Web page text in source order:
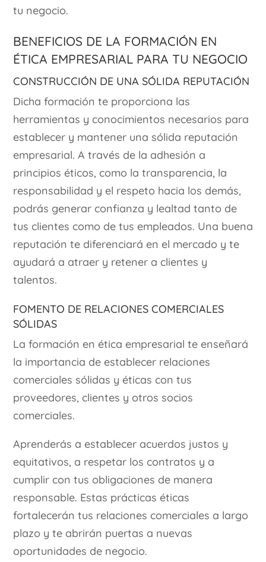
tu negocio.
Beneficios de la formación en
ética empresarial para tu negocio
Construcción de una sólida reputación
Dicha formación te proporciona las
herramientas y conocimientos necesarios para
establecer y mantener una sólida reputación
empresarial. A través de la adhesión a
principios éticos, como la transparencia, la
responsabilidad y el respeto hacia los demás,
podrás generar confianza y lealtad tanto de
tus clientes como de tus empleados. Una buena
reputación te diferenciará en el mercado y te
ayudará a atraer y retener a clientes y
talentos.
Fomento de relaciones comerciales
sólidas
La formación en ética empresarial te enseñará
la importancia de establecer relaciones
comerciales sólidas y éticas con tus
proveedores, clientes y otros socios
comerciales.
Aprenderás a establecer acuerdos justos y
equitativos, a respetar los contratos y a
cumplir con tus obligaciones de manera
responsable. Estas prácticas éticas
fortalecerán tus relaciones comerciales a largo
plazo y te abrirán puertas a nuevas
oportunidades de negocio.